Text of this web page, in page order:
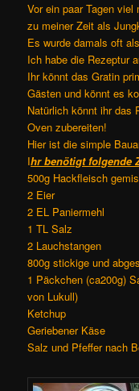
Vor ein paar Tagen
zu meiner Zeit als
Es wurde damals oft
Ich habe die Rezeptur
Ihr könnt das Gratin
Gästen und könnt es
Natürlich könnt ihr das
Oven zubereiten!
Hier ist die simple
Ihr benötigt folgende
500g Hackfleisch
2 Eier
2 EL Paniermehl
1 TL Salz
2 Lauchstangen
800g stickige und
1 Päckchen (ca200g)
von Lukull)
Ketchup
Geriebener Käse
Salz und Pfeffer nach